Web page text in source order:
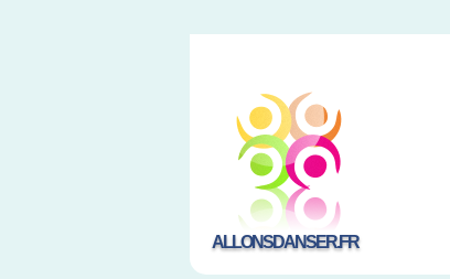
ALLONSDANSER.FR